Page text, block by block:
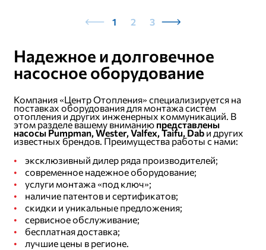
1 2 3
Надежное и долговечное
насосное оборудование
Компания «Центр Отопления» специализируется на
поставках оборудования для монтажа систем
отопления и других инженерных коммуникаций. В
этом разделе вашему вниманию представлены
насосы Pumpman, Wester, Valfex, Taifu, Dabи других
известных брендов. Преимущества работы с нами:
эксклюзивный дилер ряда производителей;
современное надежное оборудование;
услуги монтажа «под ключ»;
наличие патентов и сертификатов;
скидки и уникальные предложения;
сервисное обслуживание;
бесплатная доставка;
лучшие цены в регионе.